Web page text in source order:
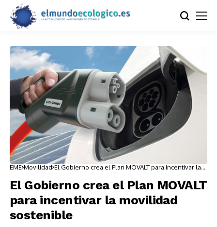
EME Movilidad El Gobierno crea el Plan MOVALT para incentivar la
El Gobierno crea el Plan MOVALT
para incentivar la movilidad
sostenible